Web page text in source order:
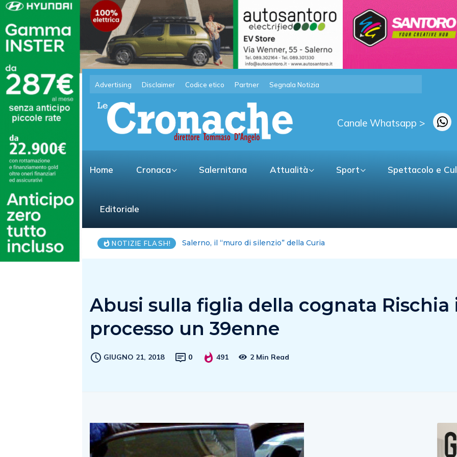
Advertising Disclaimer Codice etico Partner Segnala Notizia
Canale Whatsapp >
Home Cronaca Salernitana Attualità Sport Spettacolo e
Editoriale
NOTIZIE FLASH! FI: parlamentari Campania, Martusciello ha diviso il partito
Abusi sulla figlia della cognata Rischia
processo un 39enne
GIUGNO 21, 2018 0 491 2 Min Read